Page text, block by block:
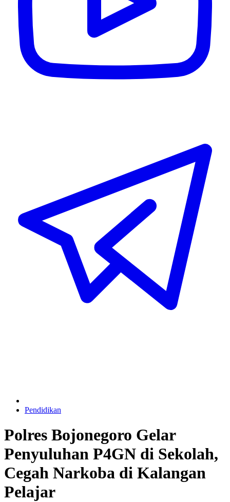
Pendidikan
Polres Bojonegoro Gelar
Penyuluhan P4GN di Sekolah,
Cegah Narkoba di Kalangan
Pelajar